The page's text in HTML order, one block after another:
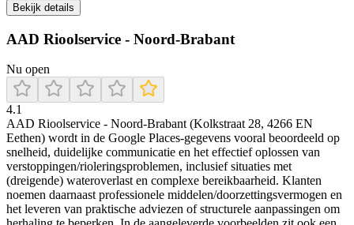
Bekijk details
AAD Rioolservice - Noord-Brabant
Nu open
4.1
AAD Rioolservice - Noord-Brabant (Kolkstraat 28, 4266 EN
Eethen) wordt in de Google Places-gegevens vooral beoordeeld op
snelheid, duidelijke communicatie en het effectief oplossen van
verstoppingen/rioleringsproblemen, inclusief situaties met
(dreigende) wateroverlast en complexe bereikbaarheid. Klanten
noemen daarnaast professionele middelen/doorzettingsvermogen en
het leveren van praktische adviezen of structurele aanpassingen om